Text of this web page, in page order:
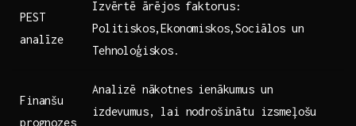
PEST
analīze
Izvērtē ⁤ārējos faktorus:
Politiskos,Ekonomiskos,Sociālos un
Tehnoloģiskos.
Finanšu
prognozes
Analizē nākotnes ‌ienākumus un
izdevumus, lai nodrošinātu izsmeļošu